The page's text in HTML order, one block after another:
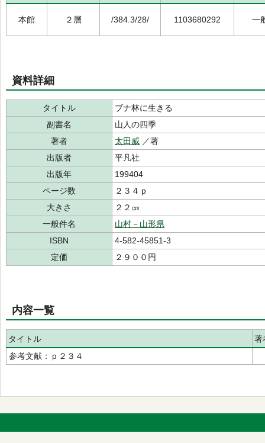
本館 ２層 /384.3/28/ 1103680292 一
資料詳細
タイトル
ブナ林に生きる
副書名
山人の四季
著者
太田威 ／著
出版者
平凡社
出版年
199404
ページ数
２３４ｐ
大きさ
２２㎝
一般件名
山村－山形県
ISBN
4-582-45851-3
定価
２９００円
内容一覧
タイトル
著
参考文献：ｐ２３４